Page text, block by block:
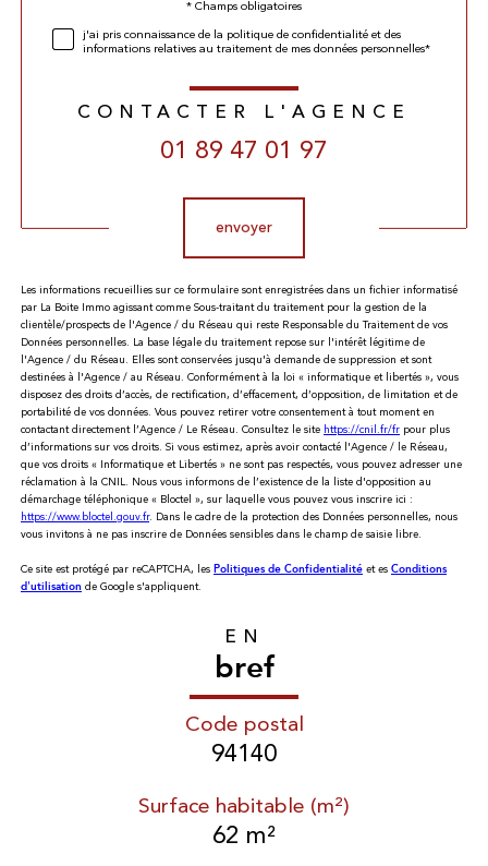
* Champs obligatoires
j'ai pris connaissance de la politique de confidentialité et des
informations relatives au traitement de mes données personnelles*
CONTACTER L'AGENCE
01 89 47 01 97
envoyer
Les informations recueillies sur ce formulaire sont enregistrées dans un fichier informatisé
par La Boite Immo agissant comme Sous-traitant du traitement pour la gestion de la
clientèle/prospects de l'Agence / du Réseau qui reste Responsable du Traitement de vos
Données personnelles. La base légale du traitement repose sur l'intérêt légitime de
l'Agence / du Réseau. Elles sont conservées jusqu'à demande de suppression et sont
destinées à l'Agence / au Réseau. Conformément à la loi « informatique et libertés », vous
disposez des droits d’accès, de rectification, d’effacement, d’opposition, de limitation et de
portabilité de vos données. Vous pouvez retirer votre consentement à tout moment en
contactant directement l’Agence / Le Réseau. Consultez le site https://cnil.fr/fr pour plus
d’informations sur vos droits. Si vous estimez, après avoir contacté l'Agence / le Réseau,
que vos droits « Informatique et Libertés » ne sont pas respectés, vous pouvez adresser une
réclamation à la CNIL. Nous vous informons de l’existence de la liste d'opposition au
démarchage téléphonique « Bloctel », sur laquelle vous pouvez vous inscrire ici :
https://www.bloctel.gouv.fr. Dans le cadre de la protection des Données personnelles, nous
vous invitons à ne pas inscrire de Données sensibles dans le champ de saisie libre.
Ce site est protégé par reCAPTCHA, les Politiques de Confidentialité et es Conditions
d'utilisation de Google s'appliquent.
EN
bref
Code postal
94140
Surface habitable (m²)
62 m²